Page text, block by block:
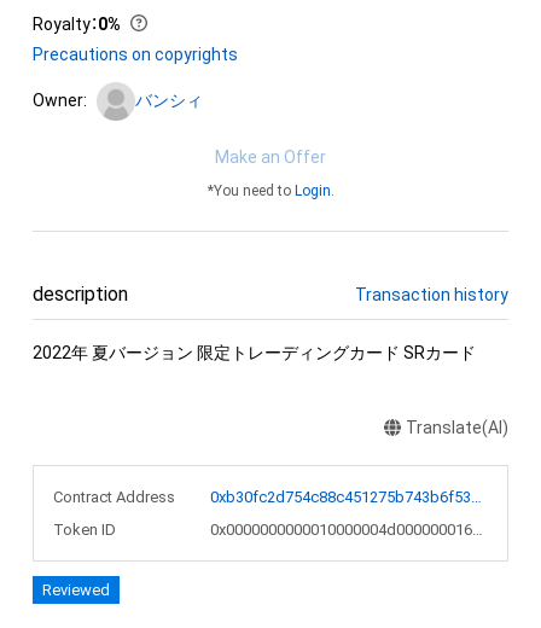
Royalty：0%
Precautions on copyrights
Owner: バンシィ
Make an Offer
*You need to Login.
description Transaction history
2022年 夏バージョン 限定トレーディングカード SRカード
Translate(AI)
Contract Address
0xb30fc2d754c88c451275b743b6f530f19f643683
Token ID
0x0000000000010000004d000000016c12
Reviewed